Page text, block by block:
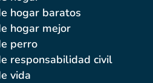
hogar baratos
hogar mejor
perro
vida